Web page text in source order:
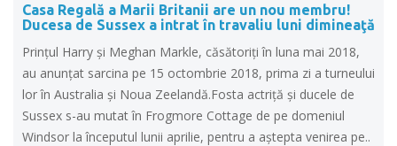
Casa Regală a Marii Britanii are un nou membru!
Ducesa de Sussex a intrat în travaliu luni dimineaţă
Prinţul Harry şi Meghan Markle, căsătoriţi în luna mai 2018,
au anunţat sarcina pe 15 octombrie 2018, prima zi a turneului
lor în Australia şi Noua Zeelandă.Fosta actriţă şi ducele de
Sussex s-au mutat în Frogmore Cottage de pe domeniul
Windsor la începutul lunii aprilie, pentru a aştepta venirea pe..